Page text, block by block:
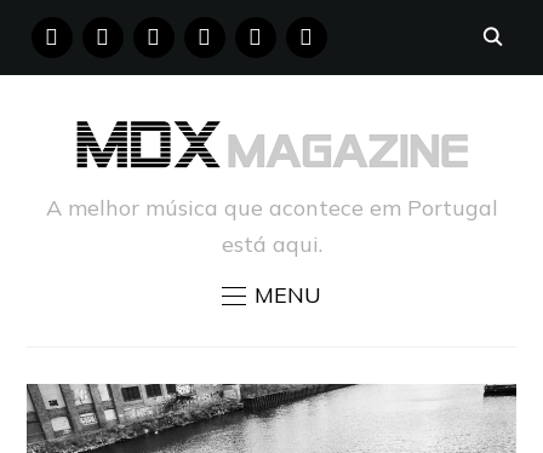
FACEBOOKINSTAGRAM
YOUTUBE PINTERESTTUMBLR
A melhor música que acontece em Portugal
está aqui.
MENU